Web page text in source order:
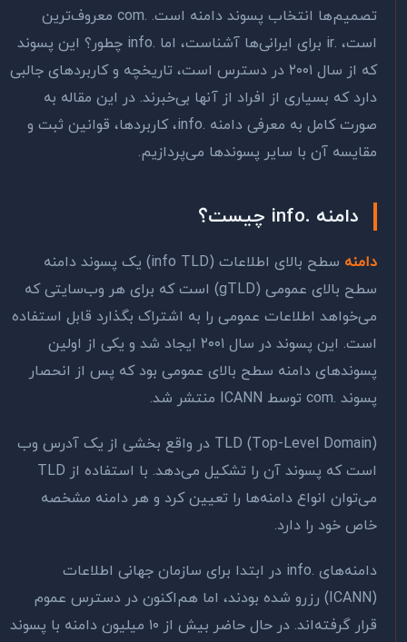
تصمیم‌ها انتخاب پسوند دامنه است. .com معروف‌ترین
است، .ir برای ایرانی‌ها آشناست، اما .info چطور؟ این پسوند
که از سال ۲۰۰۱ در دسترس است، تاریخچه و کاربردهای جالبی
دارد که بسیاری از افراد از آنها بی‌خبرند. در این مقاله به
صورت کامل به معرفی دامنه .info، کاربردها، قوانین ثبت و
مقایسه آن با سایر پسوندها می‌پردازیم.
دامنه .info چیست؟
دامنهسطح بالای اطلاعات(info TLD)یک پسوند دامنه
سطح بالای عمومی(gTLD)است که برای هر وب‌سایتی که
می‌خواهد اطلاعات عمومی را به اشتراک بگذارد قابل استفاده
است. این پسوند در سال ۲۰۰۱ ایجاد شد و یکی از اولین
پسوندهای دامنه سطح بالای عمومی بود که پس از انحصار
پسوند .com توسط ICANN منتشر شد.
TLD (Top-Level Domain) در واقع بخشی از یک آدرس وب
است که پسوند آن را تشکیل می‌دهد. با استفاده از TLD
می‌توان انواع دامنه‌ها را تعیین کرد و هر دامنه مشخصه
خاص خود را دارد.
دامنه‌های .info در ابتدا برای سازمان جهانی اطلاعات
(ICANN) رزرو شده بودند، اما هم‌اکنون در دسترس عموم
قرار گرفته‌اند. در حال حاضر بیش از ۱۰ میلیون دامنه با پسوند